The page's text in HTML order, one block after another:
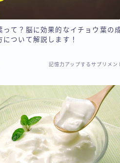
って？脳に効果的なイチョウ葉の
について解説します！
記憶力アップするサプリメン